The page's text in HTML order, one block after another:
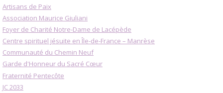
Artisans de Paix
Association Maurice Giuliani
Foyer de Charité Notre-Dame de Lacépède
Centre spirituel jésuite en Île-de-France – Manrèse
Communauté du Chemin Neuf
Garde d'Honneur du Sacré Cœur
Fraternité Pentecôte
JC 2033